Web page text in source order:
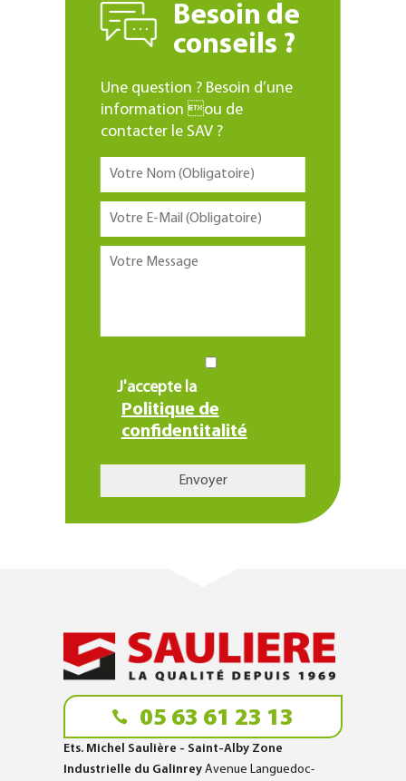
Besoin de
conseils ?
Une question ? Besoin d’une
information ou de
contacter le SAV ?
J'accepte la
Politique de
confidentitalité
05 63 61 23 13
Ets. Michel Saulière - Saint-Alby Zone
Industrielle du Galinrey Avenue Languedoc-